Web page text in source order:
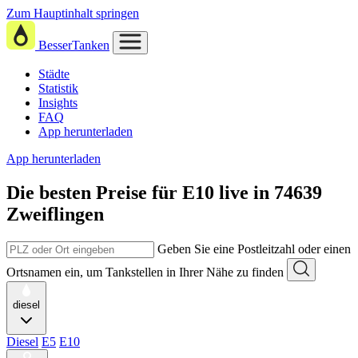
Zum Hauptinhalt springen
BesserTanken
Städte
Statistik
Insights
FAQ
App herunterladen
App herunterladen
Die besten Preise für E10 live in 74639
Zweiflingen
Geben Sie eine Postleitzahl oder einen
Ortsnamen ein, um Tankstellen in Ihrer Nähe zu finden
diesel
Diesel E5 E10